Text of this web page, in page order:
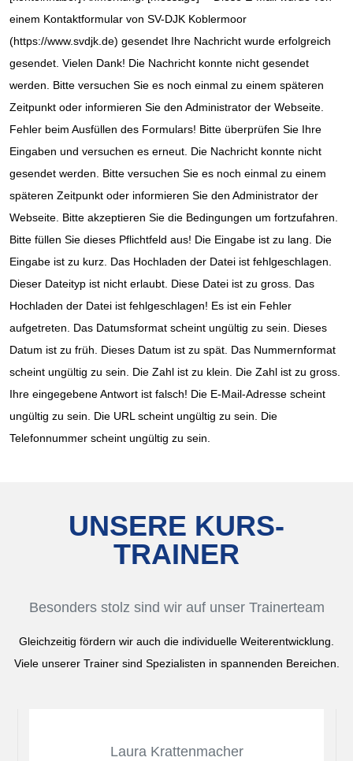
einem Kontaktformular von SV-DJK Koblermoor
(https://www.svdjk.de) gesendet Ihre Nachricht wurde erfolgreich
gesendet. Vielen Dank! Die Nachricht konnte nicht gesendet
werden. Bitte versuchen Sie es noch einmal zu einem späteren
Zeitpunkt oder informieren Sie den Administrator der Webseite.
Fehler beim Ausfüllen des Formulars! Bitte überprüfen Sie Ihre
Eingaben und versuchen es erneut. Die Nachricht konnte nicht
gesendet werden. Bitte versuchen Sie es noch einmal zu einem
späteren Zeitpunkt oder informieren Sie den Administrator der
Webseite. Bitte akzeptieren Sie die Bedingungen um fortzufahren.
Bitte füllen Sie dieses Pflichtfeld aus! Die Eingabe ist zu lang. Die
Eingabe ist zu kurz. Das Hochladen der Datei ist fehlgeschlagen.
Dieser Dateityp ist nicht erlaubt. Diese Datei ist zu gross. Das
Hochladen der Datei ist fehlgeschlagen! Es ist ein Fehler
aufgetreten. Das Datumsformat scheint ungültig zu sein. Dieses
Datum ist zu früh. Dieses Datum ist zu spät. Das Nummernformat
scheint ungültig zu sein. Die Zahl ist zu klein. Die Zahl ist zu gross.
Ihre eingegebene Antwort ist falsch! Die E-Mail-Adresse scheint
ungültig zu sein. Die URL scheint ungültig zu sein. Die
Telefonnummer scheint ungültig zu sein.
UNSERE KURS-
TRAINER
Besonders stolz sind wir auf unser Trainerteam
Gleichzeitig fördern wir auch die individuelle Weiterentwicklung.
Viele unserer Trainer sind Spezialisten in spannenden Bereichen.
Laura Krattenmacher